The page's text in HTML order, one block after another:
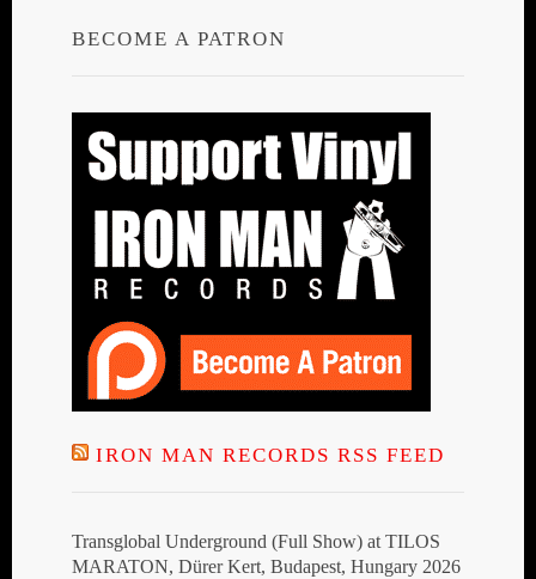
BECOME A PATRON
IRON MAN RECORDS RSS FEED
Transglobal Underground (Full Show) at TILOS
MARATON, Dürer Kert, Budapest, Hungary 2026